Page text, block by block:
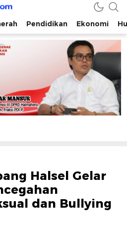
Pendidikan Ekonomi
Halsel Gelar
dan Bullying